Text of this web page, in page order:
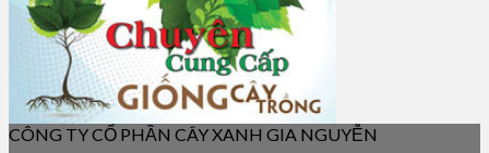
CÔNG TY CỔ PHẦN CÂY XANH GIA NGUYỄN